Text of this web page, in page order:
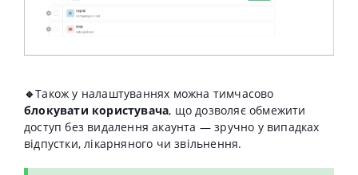
🔹Також у налаштуваннях можна тимчасово
блокувати користувача, що дозволяє обмежити
доступ без видалення акаунта — зручно у випадках
відпустки, лікарняного чи звільнення.